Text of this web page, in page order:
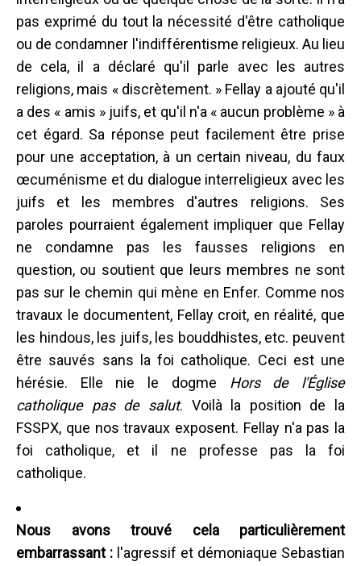
pas exprimé du tout la nécessité d'être catholique
ou de condamner l'indifférentisme religieux. Au lieu
de cela, il a déclaré qu'il parle avec les autres
religions, mais « discrètement. » Fellay a ajouté qu'il
a des « amis » juifs, et qu'il n'a « aucun problème » à
cet égard. Sa réponse peut facilement être prise
pour une acceptation, à un certain niveau, du faux
œcuménisme et du dialogue interreligieux avec les
juifs et les membres d'autres religions. Ses
paroles pourraient également impliquer que Fellay
ne condamne pas les fausses religions en
question, ou soutient que leurs membres ne sont
pas sur le chemin qui mène en Enfer. Comme nos
travaux le documentent, Fellay croit, en réalité, que
les hindous, les juifs, les bouddhistes, etc. peuvent
être sauvés sans la foi catholique. Ceci est une
hérésie. Elle nie le dogme Hors de l'Église
catholique pas de salut. Voilà la position de la
FSSPX, que nos travaux exposent. Fellay n'a pas la
foi catholique, et il ne professe pas la foi
catholique.
Nous avons trouvé cela particulièrement
embarrassant : l'agressif et démoniaque Sebastian